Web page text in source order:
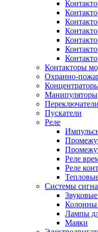
Контакторы
Охранно-
Манипуляторы
Пускатели
Реле
Реле
Реле
Системы
Колонны
Лампы
Маяки